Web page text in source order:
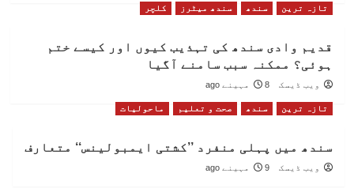
تازہ ترین سندھ سندھ میٹرز کلچر
قدیم وادی سندھ کی تہذیب کیوں اور کیسے ختم
ہوئی؟ ممکنہ سبب سامنے آگیا
ویب ڈیسک 8 مہینے ago
تازہ ترین سندھ صحت و تعلیم ماحولیات
سندھ میں پہلی منفرد ’’کشتی ایمبولینس‘‘ متعارف
ویب ڈیسک 9 مہینے ago